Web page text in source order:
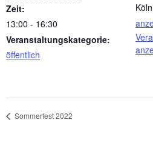
Zeit:
13:00 - 16:30
Veranstaltungskategorie:
öffentlich
Köln
Sommerfest 2022